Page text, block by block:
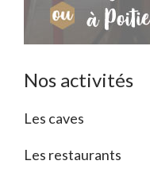
Nos activités
Les caves
Les restaurants